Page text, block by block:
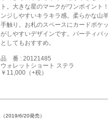
ト。大きな星のマークがワンポイント
ンジしやすいキラキラ感。柔らかな山
手触り。お札のスペースにカードポケ
がしやすいデザインです。パーティバ
としてもおすすめ。
品 番 : 20121485
ウォレットショート ステラ
￥11,000（+税）
（2019/6/20発売）